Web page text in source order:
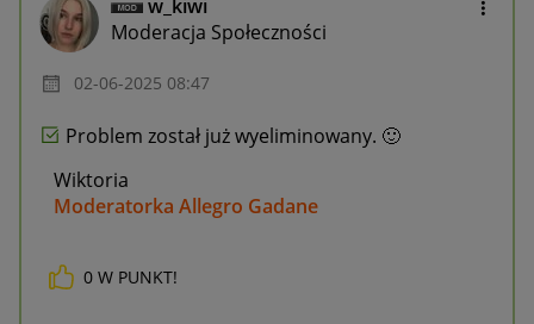
w_kiwi
Moderacja Społeczności
‎02-06-2025 08:47
Problem został już wyeliminowany. 🙂
Wiktoria
Moderatorka Allegro Gadane
0 W PUNKT!